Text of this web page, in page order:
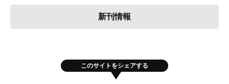
新刊情報
このサイトをシェアする